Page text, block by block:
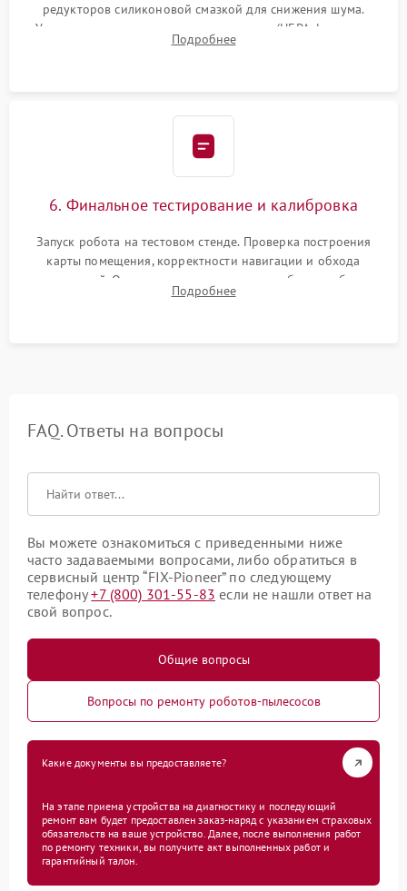
редукторов силиконовой смазкой для снижения шума.
Установка новых расходных материалов (HEPA-фильтров,
микрофибры, щеток). Надежная фиксация разъемов и
Подробнее
6. Финальное тестирование и калибровка
Запуск робота на тестовом стенде. Проверка построения
карты помещения, корректности навигации и обхода
препятствий. Оценка силы всасывания и работы турбины.
Тестирование автоматического возврата на док-станцию и
Подробнее
FAQ. Ответы на вопросы
Вы можете ознакомиться с приведенными ниже
часто задаваемыми вопросами, либо обратиться в
сервисный центр “FIX-Pioneer” по следующему
телефону+7 (800) 301-55-83 если не нашли ответ на
свой вопрос.
Общие вопросы
Вопросы по ремонту роботов-пылесосов
Какие документы вы предоставляете?
На этапе приема устройства на диагностику и последующий
ремонт вам будет предоставлен заказ-наряд с указанием страховых
обязательств на ваше устройство. Далее, после выполнения работ
по ремонту техники, вы получите акт выполненных работ и
гарантийный талон.